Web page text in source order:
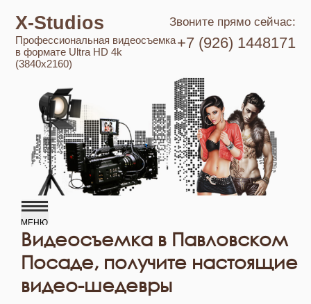
Звоните прямо сейчас:
X-Studios
+7 (926) 1448171
Профессиональная видеосъемка
в формате Ultra HD 4k
(3840x2160)
Видеосъемка в Павловском
Посаде, получите настоящие
видео-шедевры